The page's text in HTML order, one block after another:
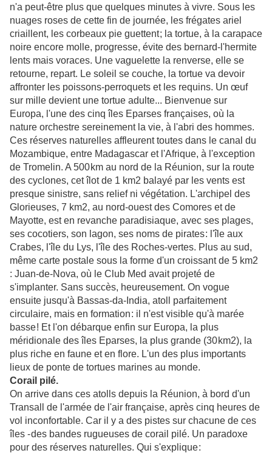
n'a peut-être plus que quelques minutes à vivre. Sous les
nuages roses de cette fin de journée, les frégates ariel
criaillent, les corbeaux pie guettent ; la tortue, à la carapace
noire encore molle, progresse, évite des ­bernard-l'hermite
lents mais voraces. Une vaguelette la renverse, elle se
retourne, repart. Le soleil se couche, la tortue va devoir
affronter les poissons-perroquets et les requins. Un œuf
sur mille devient une tortue adulte... Bienvenue sur
Europa, l'une des cinq îles Eparses françaises, où la
nature orchestre sereinement la vie, à l'abri des hommes.
Ces réserves naturelles affleurent toutes dans le canal du
Mozambique, entre Madagascar et l'Afrique, à l'exception
de Tromelin. A 500 km au nord de la Réunion, sur la route
des cyclones, cet îlot de 1 km2 balayé par les vents est
presque sinistre, sans relief ni végétation. L'archipel des
Glorieuses, 7 km2, au nord-ouest des Comores et de
Mayotte, est en revanche paradisiaque, avec ses plages,
ses cocotiers, son lagon, ses noms de pirates : l'île aux
Crabes, l'île du Lys, l'île des Roches-vertes. Plus au sud,
même carte postale sous la forme d'un croissant de 5 km2
: Juan-de-Nova, où le Club Med avait projeté de
s'implanter. Sans succès, heureusement. On vogue
ensuite jusqu'à Bassas-da-India, atoll parfaitement
circulaire, mais en formation : il n'est visible qu'à marée
basse ! Et l'on débarque enfin sur Europa, la plus
méridionale des îles Eparses, la plus grande (30 km2), la
plus riche en faune et en flore. L'un des plus importants
lieux de ponte de tortues marines au monde.
Corail pilé.
On arrive dans ces atolls depuis la Réunion, à bord d'un
Transall de l'armée de l'air française, après cinq heures de
vol inconfortable. Car il y a des pistes sur chacune de ces
îles - des bandes rugueuses de corail pilé. Un paradoxe
pour des réserves naturelles. Qui s'explique :